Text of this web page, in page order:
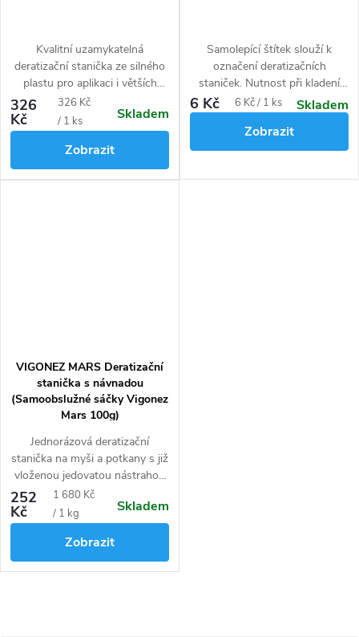
Kvalitní uzamykatelná
deratizační stanička ze silného
plastu pro aplikaci i větších
nástrah v plastových miskách.
Na potkany, myši a krysy.
326
Kč
Měrná
cena:
326 Kč
/ 1 ks
Skladem
Zobrazit
Samolepící štítek slouží k
označení deratizačních
staniček. Nutnost při kladení
nástrah na hlodavce.
6 Kč
Měrná
6 Kč / 1 ks
Skladem
Zobrazit
VIGONEZ MARS Deratizační
stanička s návnadou
(Samoobslužné sáčky Vigonez
Mars 100g)
Jednorázová deratizační
stanička na myši a potkany s již
vloženou jedovatou nástrahou
pro snadné použití.
252
Kč
Měrná
cena:
1 680 Kč
/ 1 kg
Skladem
Zobrazit